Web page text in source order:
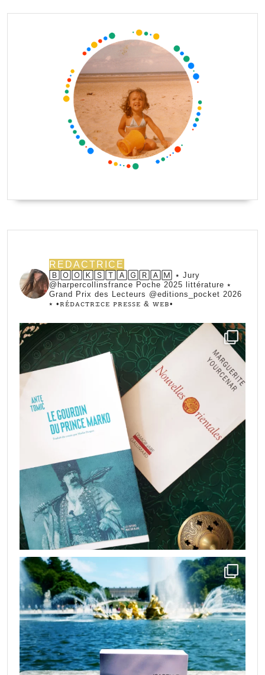
REDACTRICE
🄱🄾🄾🄺🅂🅃🄰🄶🅁🄰🄼 ⭑ Jury
@harpercollinsfrance Poche 2025 littérature ⭑
Grand Prix des Lecteurs @editions_pocket 2026
⭑ •ꭱꭼ́ꭰꭺꮯꭲꭱꮖꮯꭼ ꮲꭱꭼꮪꮪꭼ & ꮃꭼᏼ•